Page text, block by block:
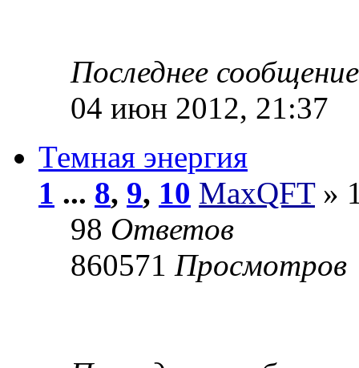
Последнее
04 июн 2012, 21:37
Темная энергия
1 ... 8, 9, 10 MaxQFT»
98 Ответов
860571 Просмотров